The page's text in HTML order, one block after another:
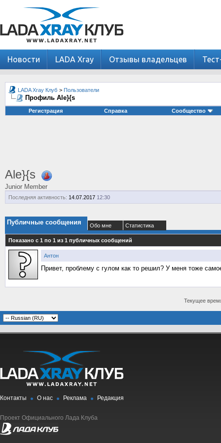
Новости LADA Xray Отзывы владельцев
LADA Xray Клуб > Пользователи
Профиль Ale}{s
Регистрация Справка Сообщество
Ale}{s
Junior Member
Последняя активность: 14.07.2017 12:30
Публичные сообщения Обо мне Статистика
Показано с 1 по 1 из 1 публичных сообщений
Антон
Привет, проблему с гулом как то решил? У меня тоже
Текущее
Контакты О нас Реклама Редакция
Проект Официального Лада Клуба